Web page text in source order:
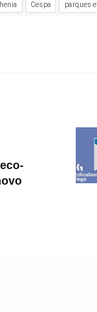
Cespa parques